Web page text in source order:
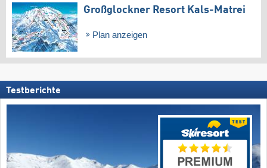
Großglockner Resort Kals-Matrei
Plan anzeigen
Testberichte